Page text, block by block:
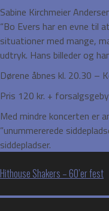
Sabine Kirchmeier
“Bo Evers har en evne til
situationer med mange,
udtryk. Hans billeder og
Dørene åbnes kl. 20.30 –
Pris 120 kr. +
Med mindre koncerten er
”unummererede
siddepladser.
Indlægsnavigation
Hithouse Shakers – 60’er fest